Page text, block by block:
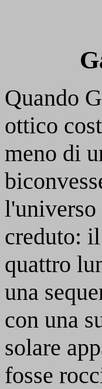
Quando
ottico
meno di
l'universo
creduto:
quattro
una
con una
solare
fosse